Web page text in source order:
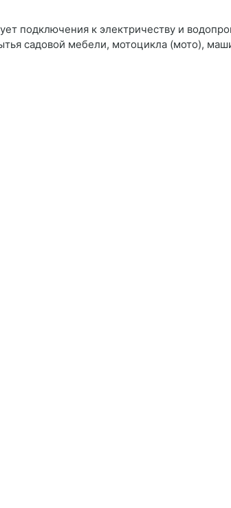
подключения к электричеству и
садовой мебели, мотоцикла (мото),